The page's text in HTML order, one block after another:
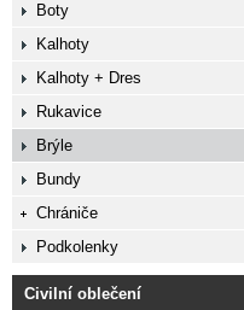
Boty
Kalhoty
Kalhoty + Dres
Rukavice
Brýle
Bundy
Chrániče
Podkolenky
Civilní oblečení